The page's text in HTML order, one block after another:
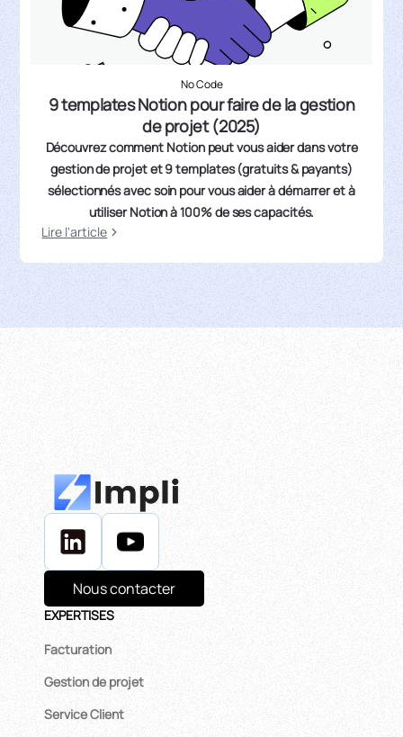
No Code
9 templates Notion pour faire de la gestion
de projet (2025)
Découvrez comment Notion peut vous aider dans votre
gestion de projet et 9 templates (gratuits & payants)
sélectionnés avec soin pour vous aider à démarrer et à
utiliser Notion à 100% de ses capacités.
Lire l'article
Nous contacter
EXPERTISES
Facturation
Gestion de projet
Service Client